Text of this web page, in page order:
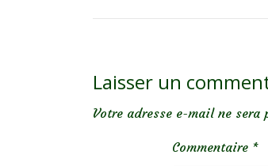
Laisser un
Votre adresse e-mail ne sera
Commentaire *